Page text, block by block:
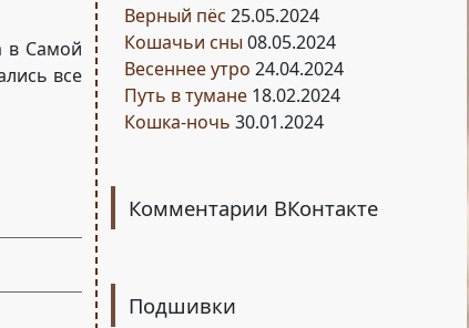
в Самой
все
Верный пёс 25.05.2024
Кошачьи сны 08.05.2024
Весеннее утро 24.04.2024
Путь в тумане 18.02.2024
Кошка-ночь 30.01.2024
Комментарии ВКонтакте
Подшивки